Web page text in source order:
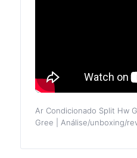
Ar Condicionado Split Hw
Gree | Análise/unboxing/